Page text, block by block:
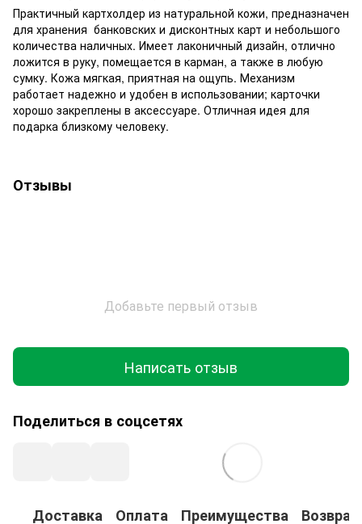
Практичный картхолдер из натуральной кожи, предназначен
для хранения банковских и дисконтных карт и небольшого
количества наличных. Имеет лаконичный дизайн, отлично
ложится в руку, помещается в карман, а также в любую
сумку. Кожа мягкая, приятная на ощупь. Механизм
работает надежно и удобен в использовании; карточки
хорошо закреплены в аксессуаре. Отличная идея для
подарка близкому человеку.
Отзывы
Добавьте первый отзыв
Написать отзыв
Поделиться в соцсетях
Доставка Оплата Преимущества Возврат